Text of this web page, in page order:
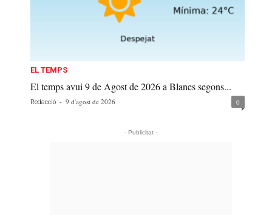
EL TEMPS
El temps avui 9 de Agost de 2026 a Blanes segons...
Redacció - 9 d'agost de 2026 0
- Publicitat -